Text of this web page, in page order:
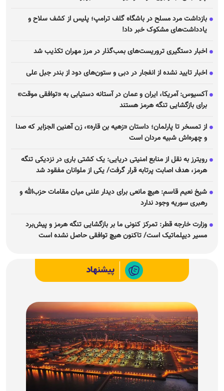
بازداشت مرد مسلح در باشگاه گلف ترامپ؛ پلیس از کشف سلاح و
یادداشت‌های مشکوک خبر داد!
اخبار دستگیری تروریست‌های بمب‌گذار در مرز مهران تکذیب شد
اخبار تایید نشده از انفجار در دبی و ستون‌های دود از بندر جبل علی
آکسیوس: آمریکا، ایران و عمان در آستانه دستیابی به «توافقی موقت»
برای بازگشایی تنگه هرمز هستند
از تمسخر تا پارلمان؛ داستان «زهیه بن قاره»، زن آهنین الجزایر که صدا
و چهره‌اش شبیه مردان است
رویترز به نقل از منابع امنیتی دریایی: یک کشتی باری در نزدیکی تنگه
هرمز، هدف اصابت پرتابه قرار گرفت/ یکی از ملوانان مفقود شد
شیخ نعیم قاسم: هیچ مانعی برای دیدار علنی میان مقامات حزب‌الله و
رهبری سوریه وجود ندارد
وزارت خارجه قطر: تمرکز کنونی ما بر بازگشایی تنگه هرمز و پیش‌برد
مسیر دیپلماتیک است/ تاکنون هیچ توافقی حاصل نشده است
پیشنهاد